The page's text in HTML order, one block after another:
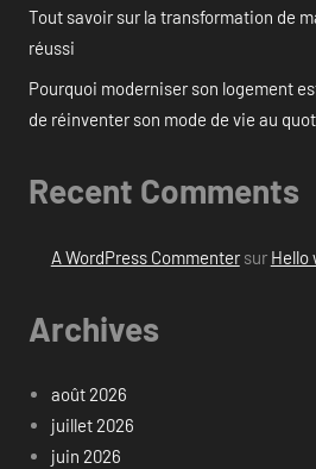
Tout savoir sur la transformation de
réussi
Pourquoi moderniser son logement
de réinventer son mode de vie au
Recent Comments
A WordPress Commentersur Hello
Archives
août 2026
juillet 2026
juin 2026